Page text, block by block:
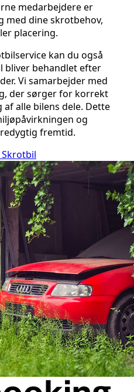
medarbejdere er
med dine skrotbehov,
placering.
kan du også
bliver behandlet efter
Vi samarbejder med
der sørger for korrekt
alle bilens dele. Dette
og
fremtid.